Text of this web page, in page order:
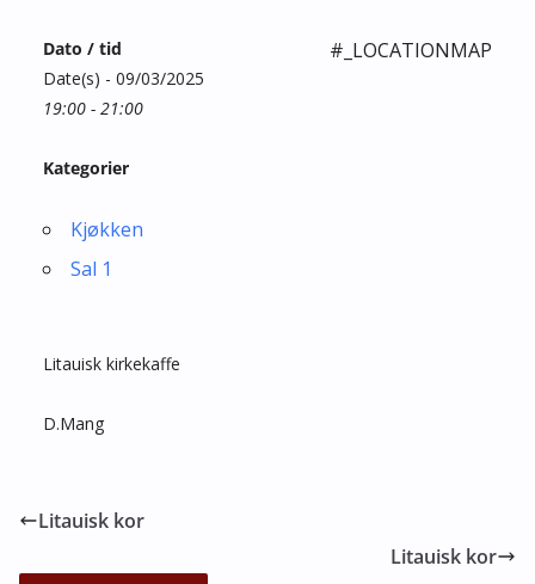
#_LOCATIONMAP
Dato / tid
Date(s) - 09/03/2025
19:00 - 21:00
Kategorier
Kjøkken
Sal 1
Litauisk kirkekaffe
D.Mang
Litauisk kor
Litauisk kor